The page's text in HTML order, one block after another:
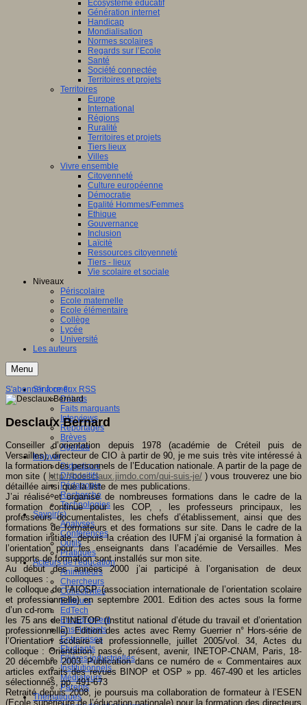
Ecosystème éducatif
Génération internet
Handicap
Mondialisation
Normes scolaires
Regards sur l’Ecole
Santé
Société connectée
Territoires et projets
Territoires
Europe
International
Régions
Ruralité
Territoires et projets
Tiers lieux
Villes
Vivre ensemble
Citoyenneté
Culture européenne
Démocratie
Egalité Hommes/Femmes
Ethique
Gouvernance
Inclusion
Laïcité
Ressources citoyenneté
Tiers - lieux
Vie scolaire et sociale
Niveaux
Périscolaire
Ecole maternelle
Ecole élémentaire
Collège
Lycée
Université
Les auteurs
Menu
S'informer
Débats
Faits marquants
Interviews
Reportages
Brèves
Agenda
Innover
Didactique
Dispositifs
Pédagogie
Recherche
Technologies
Savoir(s)
Analyses
Conférences
Outils
Pratiques
Acteurs de l'éducation
Animateurs
Chercheurs
Collectivités
Editeurs
EdTech
Encadrement
Enseignants
Entreprises
Etudiants
Filières industrielles
Institutionnels
Médiateurs
Parents
Thématiques
S'abonner à ce flux RSS
Desclaux Bernard
Conseiller d’orientation depuis 1978 (académie de Créteil puis de
Versailles), directeur de CIO à partir de 90, je me suis très vite intéressé à
la formation des personnels de l’Education nationale. A partir de la page de
mon site ( http://bdesclaux.jimdo.com/qui-suis-je/) vous trouverez une bio
détaillée ainsi que la liste de mes publications.
J’ai réalisé et organisé de nombreuses formations dans le cadre de la
formation continue pour les COP, , les professeurs principaux, les
professeurs documentalistes, les chefs d’établissement, ainsi que des
formations de formateurs et des formations sur site. Dans le cadre de la
formation initiale, depuis la création des IUFM j’ai organisé la formation à
l’orientation pour les enseignants dans l’académie de Versailles . Mes
supports de formation sont installés sur mon site.
Au début des années 2000 j’ai participé à l’organisation de deux
colloques :
le colloque de l’AIOSP (association internationale de l’orientation scolaire
et professionnelle) en septembre 2001. Edition des actes sous la forme
d’un cd-rom.
les 75 ans de l’INETOP (Institut national d’étude du travail et d’orientation
professionnelle). Edition des actes avec Remy Guerrier n° Hors-série de
l’Orientation scolaire et professionnelle, juillet 2005/vol. 34, Actes du
colloque : Orientation, passé, présent, avenir, INETOP-CNAM, Paris, 18-
20 décembre 2003. Publication dans ce numéro de « Commentaires aux
articles extraits des revues BINOP et OSP » pp. 467-490 et les articles
sélectionnés, pp. 491-673
Retraité depuis 2008, je poursuis ma collaboration de formateur à l’ESEN
(Ecole supérieure de l’éducation nationale) pour la formation des directeurs